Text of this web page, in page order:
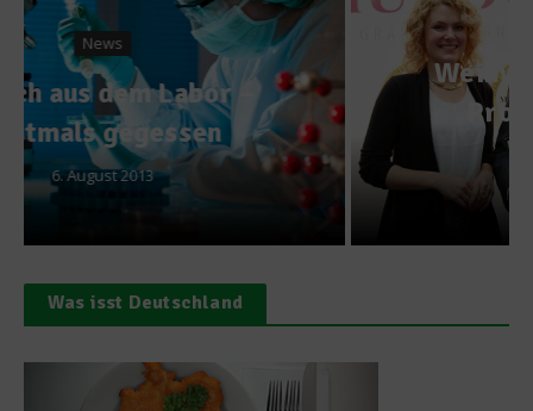
News
Weinwettbewerb auf der
ProWein 2015 – Die
Preisträger
Was isst Deutschland